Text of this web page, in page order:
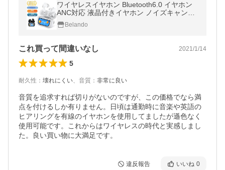
ワイヤレスイヤホン Bluetooth6.0 イヤホン
ANC対応 液晶付きイヤホン ノイズキャンセ
リング 自動ペアリング LCDディスプレイ iP
hone Android
Belando
これ買って間違いなし 2021/1/14
5
耐久性 ： 壊れにくい、 音質 ： 非常に良い
音質を追求すれば切りがないのですが、この価格でなら満
点を付けるしか有りません。日頃は通勤時に音楽や英語の
ヒアリングを有線のイヤホンを使用してましたが遜色なく
使用可能です。これからはワイヤレスの時代と実感しまし
た。良い買い物に大満足です。
違反報告 いいね 0